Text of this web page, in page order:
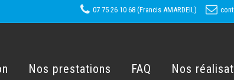
07 75 26 10 68 (Francis AMARDEIL)
Nos prestations FAQ Nos